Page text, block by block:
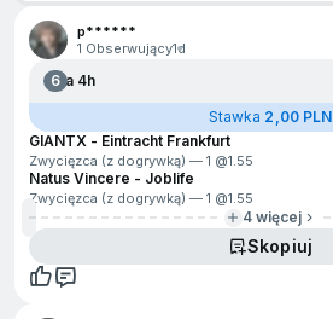
p******
1 Obserwujący1d
6Za 4h
Stawka 2,00 PLN
GIANTX - Eintracht Frankfurt
Zwycięzca (z dogrywką) — 1 @1.55
Natus Vincere - Joblife
Zwycięzca (z dogrywką) — 1 @1.55
4 więcej
Skopiuj